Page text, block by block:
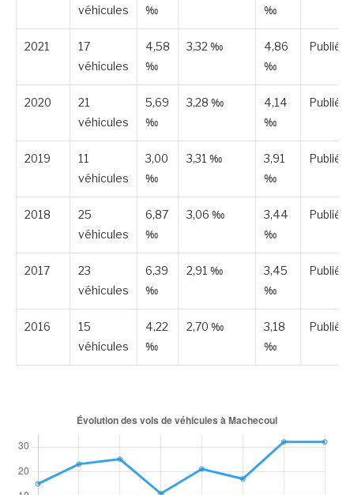
véhicules
‰
‰
2021
17
véhicules
4,58
‰
3,32 ‰
4,86
‰
Publiée
2020
21
véhicules
5,69
‰
3,28 ‰
4,14
‰
Publiée
2019
11
véhicules
3,00
‰
3,31 ‰
3,91
‰
Publiée
2018
25
véhicules
6,87
‰
3,06 ‰
3,44
‰
Publiée
2017
23
véhicules
6,39
‰
2,91 ‰
3,45
‰
Publiée
2016
15
véhicules
4,22
‰
2,70 ‰
3,18
‰
Publiée